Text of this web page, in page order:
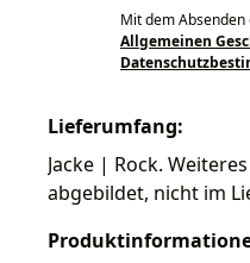
Mit dem
Allgemeinen
Lieferumfang:
Jacke | Rock.
abgebildet, nicht im